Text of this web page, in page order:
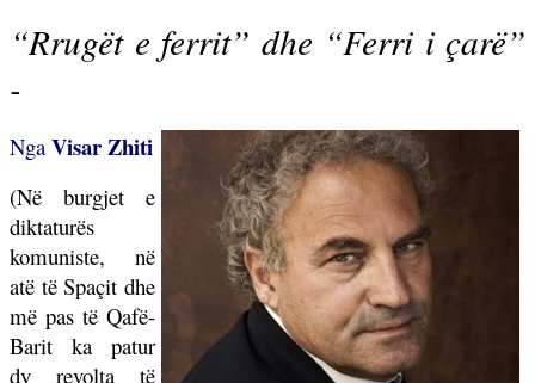
“Rrugët e ferrit” dhe “Ferri i çarë”
-
Nga Visar Zhiti
(Në burgjet e
diktaturës
komuniste, në
atë të Spaçit dhe
më pas të Qafë-
Barit ka patur
dy revolta të